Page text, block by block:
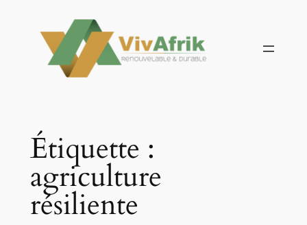
contenu
Étiquette :
agriculture
résiliente